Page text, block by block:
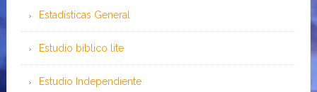
Estadísticas General
Estudio bíblico lite
Estudio Independiente